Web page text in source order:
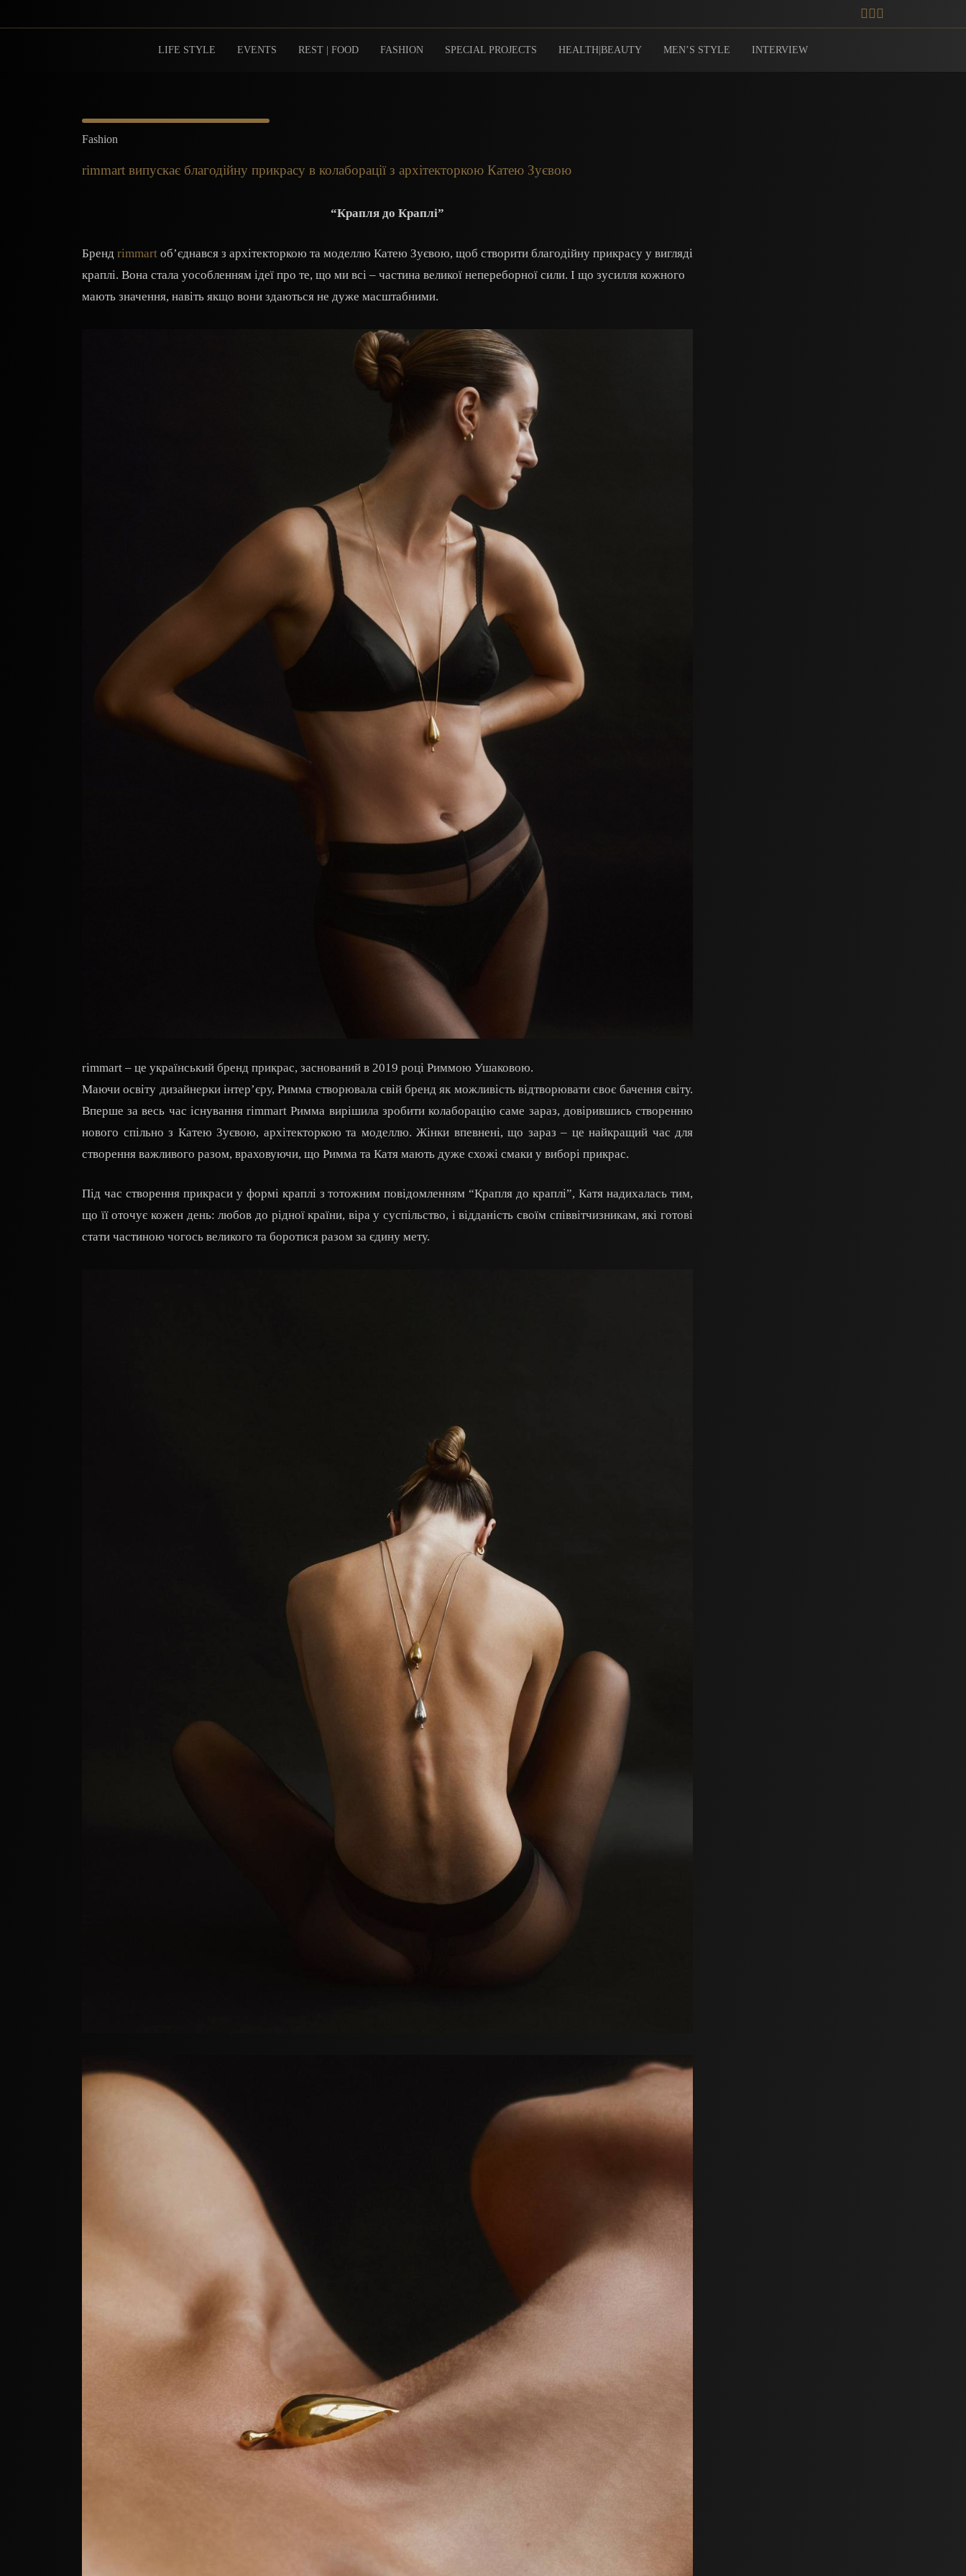
LIFE STYLE EVENTS REST | FOOD FASHION SPECIAL PROJECTS HEALTH|BEAUTY MEN’S STYLE INTERVIEW
Fashion
rimmart випускає благодійну прикрасу в колаборації з архітекторкою Катею Зуєвою
“Крапля до Краплі”
Бренд rimmart об’єднався з архітекторкою та моделлю Катею Зуєвою, щоб створити благодійну прикрасу у вигляді
краплі. Вона стала уособленням ідеї про те, що ми всі – частина великої непереборної сили. І що зусилля кожного
мають значення, навіть якщо вони здаються не дуже масштабними.
rimmart – це український бренд прикрас, заснований в 2019 році Риммою Ушаковою.
Маючи освіту дизайнерки інтер’єру, Римма створювала свій бренд як можливість відтворювати своє бачення світу.
Вперше за весь час існування rimmart Римма вирішила зробити колаборацію саме зараз, довірившись створенню
нового спільно з Катею Зуєвою, архітекторкою та моделлю. Жінки впевнені, що зараз – це найкращий час для
створення важливого разом, враховуючи, що Римма та Катя мають дуже схожі смаки у виборі прикрас.
Під час створення прикраси у формі краплі з тотожним повідомленням “Крапля до краплі”, Катя надихалась тим,
що її оточує кожен день: любов до рідної країни, віра у суспільство, і відданість своїм співвітчизникам, які готові
стати частиною чогось великого та боротися разом за єдину мету.